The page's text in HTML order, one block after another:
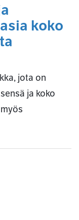
koko
jota on
ja koko